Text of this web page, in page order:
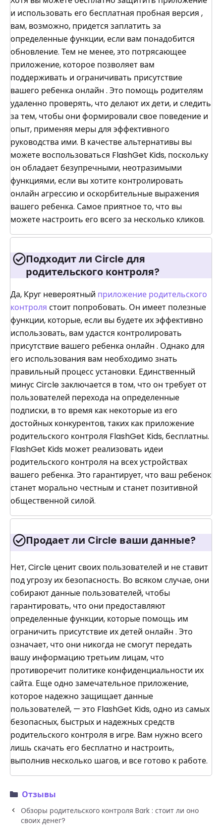
и использовать его бесплатная пробная версия ,
вам, возможно, придется заплатить за
определенные функции, если вам понадобится
обновление. Тем не менее, это потрясающее
приложение, которое позволяет вам
поддерживать и ограничивать присутствие
вашего ребенка онлайн . Это помощь родителям
удаленно проверять, что делают их дети, и следить
за тем, чтобы они формировали свое поведение и
опыт, применяя меры для эффективного
руководства ими. В качестве альтернативы вы
можете воспользоваться FlashGet Kids, поскольку
он обладает безупречными, неотразимыми
функциями, если вы хотите контролировать
онлайн агрессию и оскорбительные выражения
вашего ребенка. Самое приятное то, что вы
можете настроить его всего за несколько кликов.
Подходит ли Circle для
родительского контроля?
Да, Круг невероятный приложение родительского
контроля стоит попробовать. Он имеет полезные
функции, которые, если вы будете их эффективно
использовать, вам удастся контролировать
присутствие вашего ребенка онлайн . Однако для
его использования вам необходимо знать
правильный процесс установки. Единственный
минус Circle заключается в том, что он требует от
пользователей перехода на определенные
подписки, в то время как некоторые из его
достойных конкурентов, таких как приложение
родительского контроля FlashGet Kids, бесплатны.
FlashGet Kids может реализовать идеи
родительского контроля на всех устройствах
вашего ребенка. Это гарантирует, что ваш ребенок
станет морально честным и станет позитивной
общественной силой.
Продает ли Circle ваши данные?
Нет, Circle ценит своих пользователей и не ставит
под угрозу их безопасность. Во всяком случае, они
собирают данные пользователей, чтобы
гарантировать, что они предоставляют
определенные функции, которые помощь им
ограничить присутствие их детей онлайн . Это
означает, что они никогда не смогут передать
вашу информацию третьим лицам, что
противоречит политике конфиденциальности их
сайта. Еще одно замечательное приложение,
которое надежно защищает данные
пользователей, — это FlashGet Kids, одно из самых
безопасных, быстрых и надежных средств
родительского контроля в игре. Вам нужно всего
лишь скачать его бесплатно и настроить,
выполнив несколько шагов, и все готово к работе.
Отзывы
Обзоры родительского контроля Bark : стоит ли оно
своих денег?